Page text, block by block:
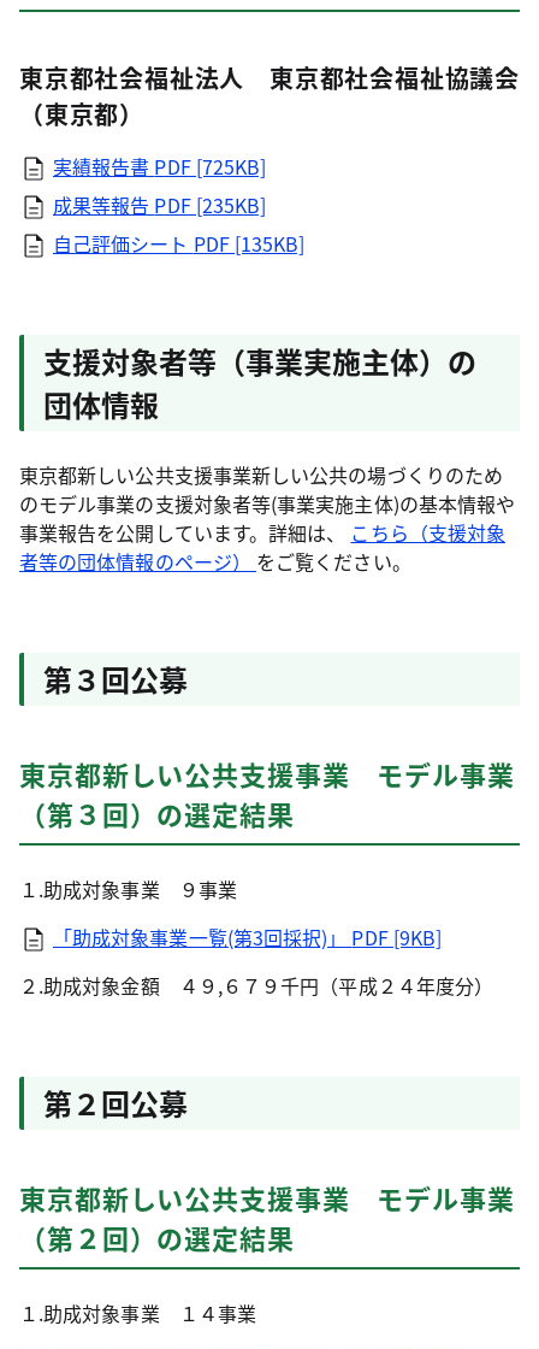
東京都社会福祉法人 東京都社会福祉協議会
（東京都）
実績報告書 PDF [725KB]
成果等報告 PDF [235KB]
自己評価シート PDF [135KB]
支援対象者等（事業実施主体）の
団体情報
東京都新しい公共支援事業新しい公共の場づくりのため
のモデル事業の支援対象者等(事業実施主体)の基本情報や
事業報告を公開しています。詳細は、 こちら（支援対象
者等の団体情報のページ） をご覧ください。
第３回公募
東京都新しい公共支援事業 モデル事業
（第３回）の選定結果
１.助成対象事業 ９事業
「助成対象事業一覧(第3回採択)」 PDF [9KB]
２.助成対象金額 ４９,６７９千円（平成２４年度分）
第２回公募
東京都新しい公共支援事業 モデル事業
（第２回）の選定結果
１.助成対象事業 １４事業